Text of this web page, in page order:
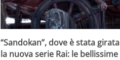
“Sandokan”, dove è stata girata
la nuova serie Rai: le bellissime